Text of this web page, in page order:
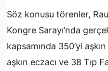
Söz konusu törenler,
Kongre Sarayı’nda
kapsamında 350’yi
aşkın eczacı ve 38 Tıp